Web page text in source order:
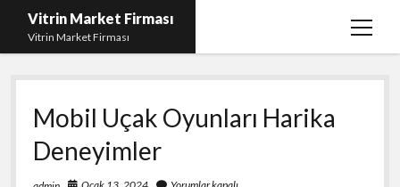
Vitrin Market Firması
Vitrin Market Firması
menüyü
En İyi Tumblr Takipçi Hilesi
iPhone için Instagram Gizli Hesap Görme
Liste
Reels Beğeni Yükleme Hilesi
Mobil Uçak Oyunları Harika
Deneyimler